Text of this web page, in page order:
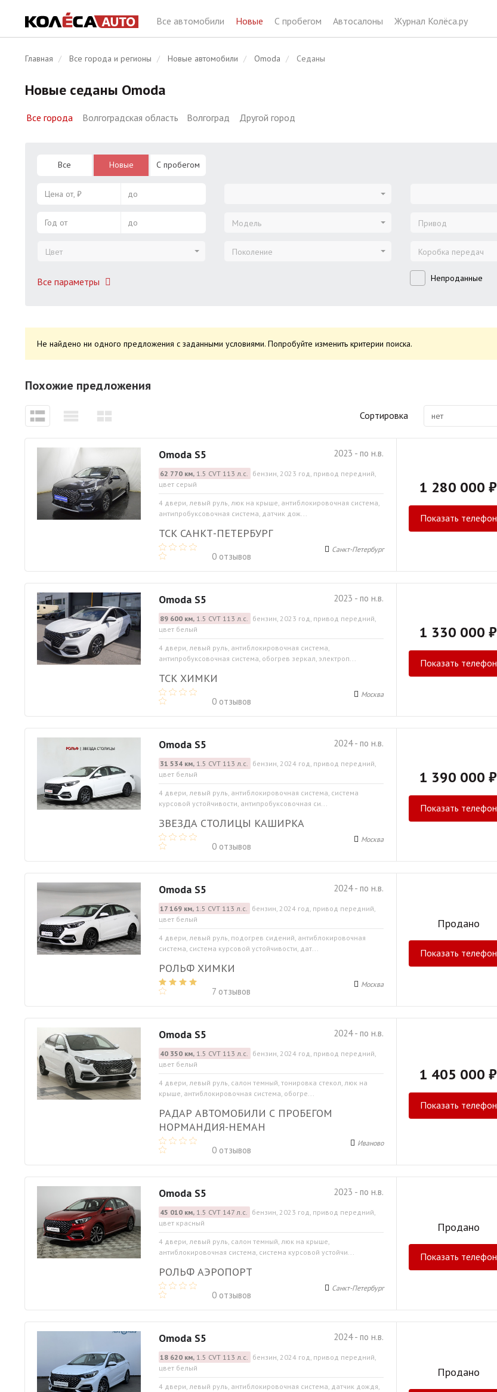
Все автомобили Новые С пробегом Автосалоны Журнал Колёса.ру
Главная Все города и регионы Новые автомобили Omoda Седаны
Новые седаны Omoda
Все города Волгоградская область Волгоград Другой город
Все Новые С пробегом
Цена от, ₽ до
Год от до
Цвет
Все параметры
Модель
Поколение
Привод
Коробка передач
Непроданные
Не найдено ни одного предложения с заданными условиями. Попробуйте изменить критерии поиска.
Похожие предложения
Сортировка нет
2023 - по н.в.
Omoda S5
62 770 км,1.5 CVT 113 л.с. бензин, 2023 год, привод передний,
цвет серый
4 двери, левый руль, люк на крыше, антиблокировочная система,
антипробуксовочная система, датчик дож...
ТСК САНКТ-ПЕТЕРБУРГ
0 отзывов
Санкт-Петербург
1 280 000 ₽
Показать телефон
2023 - по н.в.
Omoda S5
89 600 км,1.5 CVT 113 л.с. бензин, 2023 год, привод передний,
цвет белый
4 двери, левый руль, антиблокировочная система,
антипробуксовочная система, обогрев зеркал, электроп...
ТСК ХИМКИ
0 отзывов
Москва
1 330 000 ₽
Показать телефон
2024 - по н.в.
Omoda S5
31 534 км,1.5 CVT 113 л.с. бензин, 2024 год, привод передний,
цвет белый
4 двери, левый руль, антиблокировочная система, система
курсовой устойчивости, антипробуксовочная си...
ЗВЕЗДА СТОЛИЦЫ КАШИРКА
0 отзывов
Москва
1 390 000 ₽
Показать телефон
2024 - по н.в.
Omoda S5
17 169 км,1.5 CVT 113 л.с. бензин, 2024 год, привод передний,
цвет белый
4 двери, левый руль, подогрев сидений, антиблокировочная
система, система курсовой устойчивости, дат...
РОЛЬФ ХИМКИ
7 отзывов
Москва
Продано
Показать телефон
2024 - по н.в.
Omoda S5
40 350 км,1.5 CVT 113 л.с. бензин, 2024 год, привод передний,
цвет белый
4 двери, левый руль, салон темный, тонировка стекол, люк на
крыше, антиблокировочная система, обогре...
РАДАР АВТОМОБИЛИ С ПРОБЕГОМ
НОРМАНДИЯ-НЕМАН
0 отзывов
Иваново
1 405 000 ₽
Показать телефон
2023 - по н.в.
Omoda S5
45 010 км,1.5 CVT 147 л.с. бензин, 2023 год, привод передний,
цвет красный
4 двери, левый руль, салон темный, люк на крыше,
антиблокировочная система, система курсовой устойчи...
РОЛЬФ АЭРОПОРТ
0 отзывов
Санкт-Петербург
Продано
Показать телефон
2024 - по н.в.
Omoda S5
18 620 км,1.5 CVT 113 л.с. бензин, 2024 год, привод передний,
цвет белый
4 двери, левый руль, антиблокировочная система, датчик дождя,
Продано